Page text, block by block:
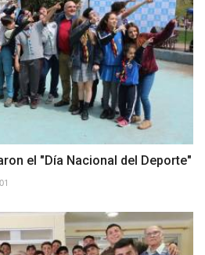
el "Día Nacional del Deporte"